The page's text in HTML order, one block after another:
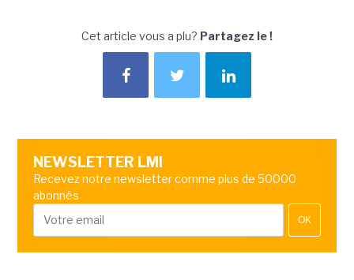
Cet article vous a plu? Partagez le !
NEWSLETTER LMI
Recevez notre newsletter comme plus de 50000
abonnés
OK